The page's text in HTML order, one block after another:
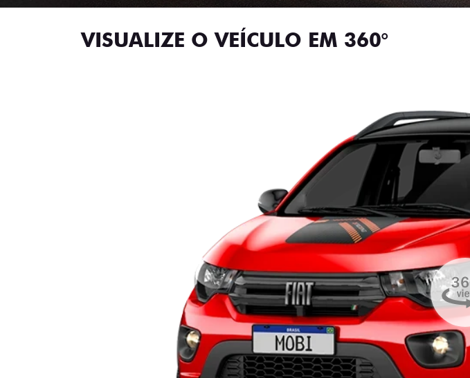
VISUALIZE O VEÍCULO EM 360°